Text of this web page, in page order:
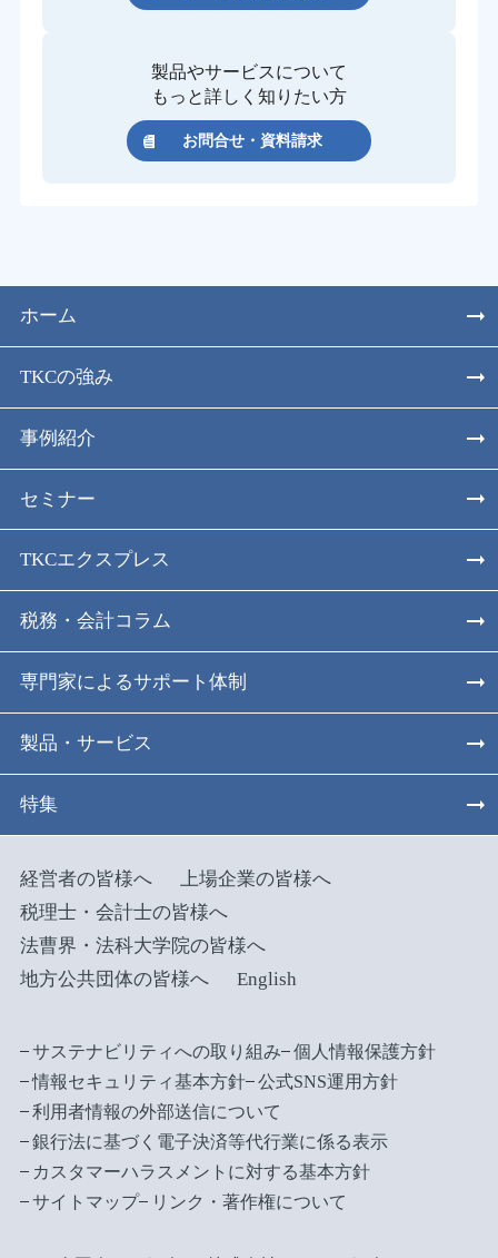
製品やサービスについて
もっと詳しく知りたい方
お問合せ・資料請求
ホーム
TKCの強み
事例紹介
セミナー
TKCエクスプレス
税務・会計コラム
専門家によるサポート体制
製品・サービス
特集
経営者の皆様へ
上場企業の皆様へ
税理士・会計士の皆様へ
法曹界・法科大学院の皆様へ
地方公共団体の皆様へ
English
サステナビリティへの取り組み
個人情報保護方針
情報セキュリティ基本方針
公式SNS運用方針
利用者情報の外部送信について
銀行法に基づく電子決済等代行業に係る表示
カスタマーハラスメントに対する基本方針
サイトマップ
リンク・著作権について